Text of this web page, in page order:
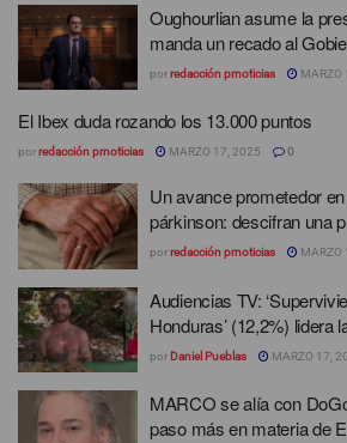
Oughourlian asume la
manda un recado al
porredacción prnoticias MARZO
El Ibex duda rozando los 13.000 puntos
porredacción prnoticias MARZO 17, 2025 0
Un avance prometedor
párkinson: descifran una
porredacción prnoticias MARZO
Audiencias TV:
Honduras’ (12,2%) lidera
por Daniel Pueblas MARZO 17,
MARCO se alía con
paso más en materia de